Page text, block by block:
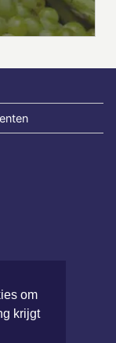
om
krijgt